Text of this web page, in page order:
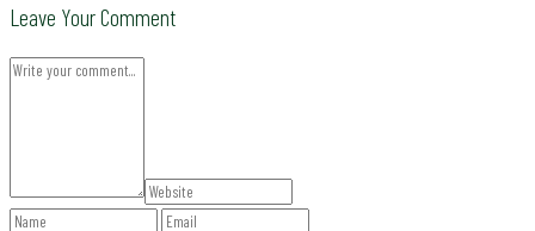
Leave Your Comment